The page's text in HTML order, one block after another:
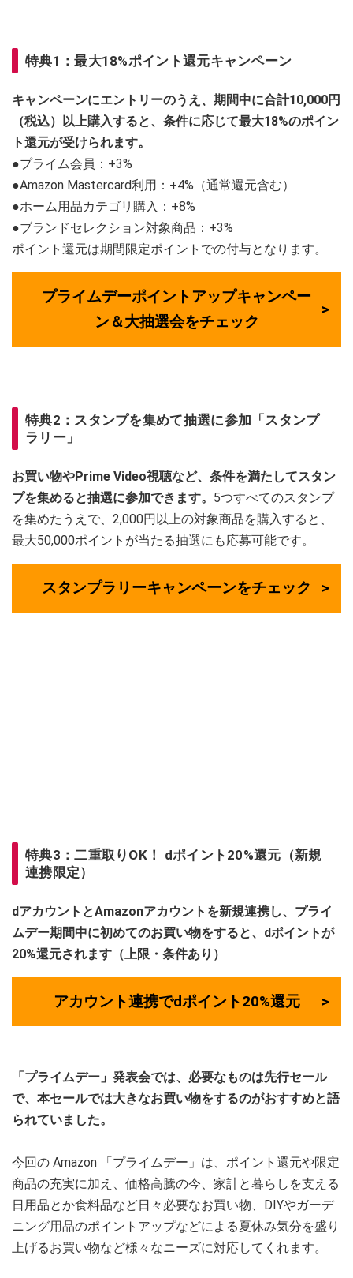
特典1：最大18%ポイント還元キャンペーン
キャンペーンにエントリーのうえ、期間中に合計10,000円
（税込）以上購入すると、条件に応じて最大18%のポイン
ト還元が受けられます。
●プライム会員：+3%
●Amazon Mastercard利用：+4%（通常還元含む）
●ホーム用品カテゴリ購入：+8%
●ブランドセレクション対象商品：+3%
ポイント還元は期間限定ポイントでの付与となります。
プライムデーポイントアップキャンペー
ン＆大抽選会をチェック
特典2：スタンプを集めて抽選に参加「スタンプ
ラリー」
お買い物やPrime Video視聴など、条件を満たしてスタン
プを集めると抽選に参加できます。 5つすべてのスタンプ
を集めたうえで、2,000円以上の対象商品を購入すると、
最大50,000ポイントが当たる抽選にも応募可能です。
スタンプラリーキャンペーンをチェック
特典3：二重取りOK！ dポイント20%還元（新規
連携限定）
dアカウントとAmazonアカウントを新規連携し、プライ
ムデー期間中に初めてのお買い物をすると、dポイントが
20%還元されます（上限・条件あり）
アカウント連携でdポイント20%還元
「プライムデー」発表会では、必要なものは先行セール
で、本セールでは大きなお買い物をするのがおすすめと語
られていました。
今回の Amazon 「プライムデー」は、ポイント還元や限定
商品の充実に加え、価格高騰の今、家計と暮らしを支える
日用品とか食料品など日々必要なお買い物、DIYやガーデ
ニング用品のポイントアップなどによる夏休み気分を盛り
上げるお買い物など様々なニーズに対応してくれます。